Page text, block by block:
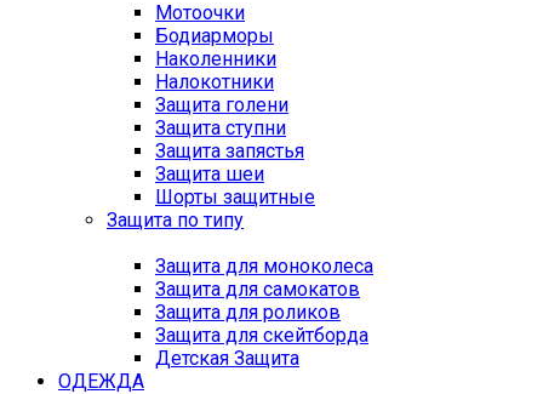
Мотоочки
Бодиарморы
Наколенники
Налокотники
Защита голени
Защита ступни
Защита запястья
Защита шеи
Шорты защитные
Защита по типу
Защита для моноколеса
Защита для самокатов
Защита для роликов
Защита для скейтборда
Детская Защита
ОДЕЖДА